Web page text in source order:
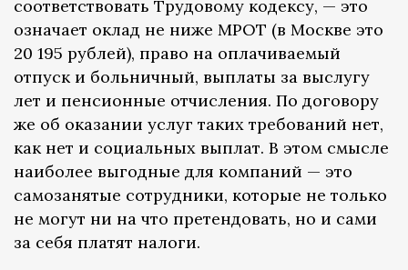
соответствовать Трудовому кодексу, — это
означает оклад не ниже МРОТ (в Москве это
20 195 рублей), право на оплачиваемый
отпуск и больничный, выплаты за выслугу
лет и пенсионные отчисления. По договору
же об оказании услуг таких требований нет,
как нет и социальных выплат. В этом смысле
наиболее выгодные для компаний — это
самозанятые сотрудники, которые не только
не могут ни на что претендовать, но и сами
за себя платят налоги.